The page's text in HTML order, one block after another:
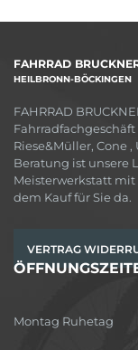
FAHRRAD
HEILBRONN-BÖCKINGEN
FAHRRAD
Riese&Müller, Cone
Beratung ist unsere
Meisterwerkstatt mit
dem Kauf für Sie da.
VERTRAG
Montag Ruhetag